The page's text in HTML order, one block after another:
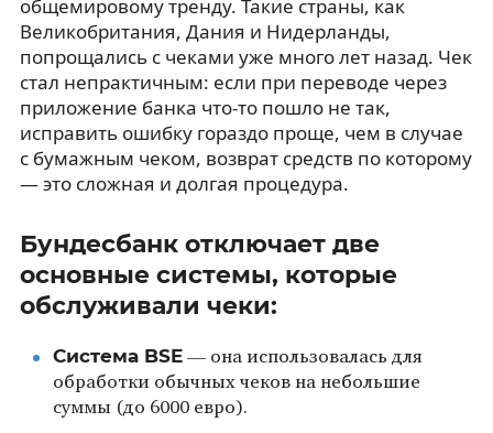
общемировому тренду. Такие страны, как
Великобритания, Дания и Нидерланды,
попрощались с чеками уже много лет назад. Чек
стал непрактичным: если при переводе через
приложение банка что-то пошло не так,
исправить ошибку гораздо проще, чем в случае
с бумажным чеком, возврат средств по которому
— это сложная и долгая процедура.
Бундесбанк отключает две
основные системы, которые
обслуживали чеки:
Система BSE— она использовалась для
обработки обычных чеков на небольшие
суммы (до 6000 евро).